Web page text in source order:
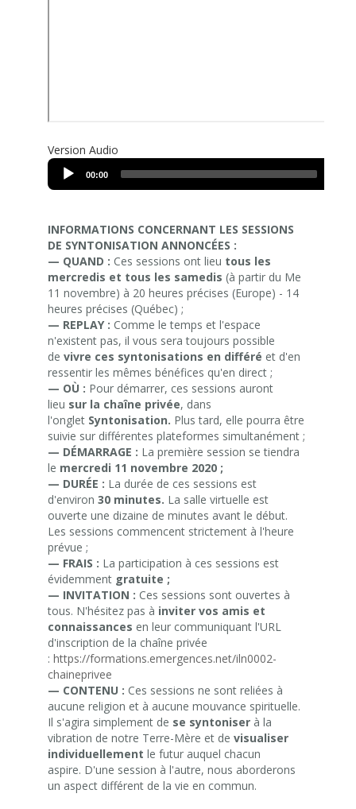
Version Audio
Audio
Player
00:00
INFORMATIONS CONCERNANT LES SESSIONS
DE SYNTONISATION ANNONCÉES :
— QUAND : Ces sessions ont lieu tous les
mercredis et tous les samedis (à partir du Me
11 novembre) à 20 heures précises (Europe) - 14
heures précises (Québec) ;
— REPLAY : Comme le temps et l'espace
n'existent pas, il vous sera toujours possible
de vivre ces syntonisations en différé et d'en
ressentir les mêmes bénéfices qu'en direct ;
— OÙ : Pour démarrer, ces sessions auront
lieu sur la chaîne privée, dans
l'onglet Syntonisation. Plus tard, elle pourra être
suivie sur différentes plateformes simultanément ;
— DÉMARRAGE : La première session se tiendra
le mercredi 11 novembre 2020 ;
— DURÉE : La durée de ces sessions est
d'environ 30 minutes. La salle virtuelle est
ouverte une dizaine de minutes avant le début.
Les sessions commencent strictement à l'heure
prévue ;
— FRAIS : La participation à ces sessions est
évidemment gratuite ;
— INVITATION : Ces sessions sont ouvertes à
tous. N'hésitez pas à inviter vos amis et
connaissances en leur communiquant l'URL
d'inscription de la chaîne privée
: https://formations.emergences.net/iln0002-
chaineprivee
— CONTENU : Ces sessions ne sont reliées à
aucune religion et à aucune mouvance spirituelle.
Il s'agira simplement de se syntoniser à la
vibration de notre Terre-Mère et de visualiser
individuellement le futur auquel chacun
aspire. D'une session à l'autre, nous aborderons
un aspect différent de la vie en commun.